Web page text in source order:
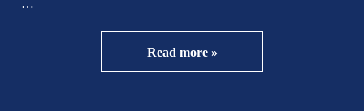
…
Read more »